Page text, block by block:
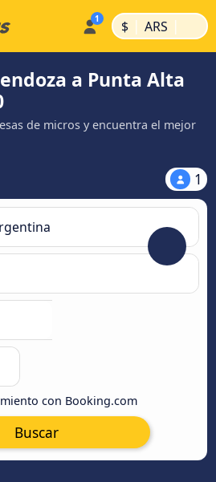
$ | ARS |
a Punta Alta
de micros y encuentra el mejor
1
con Booking.com
Buscar